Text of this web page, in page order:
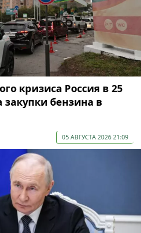
кризиса Россия в 25
закупки бензина в
05 АВГУСТА 2026 21:09